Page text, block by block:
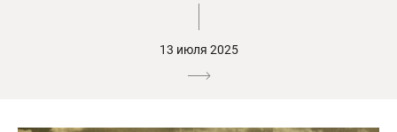
13 июля 2025